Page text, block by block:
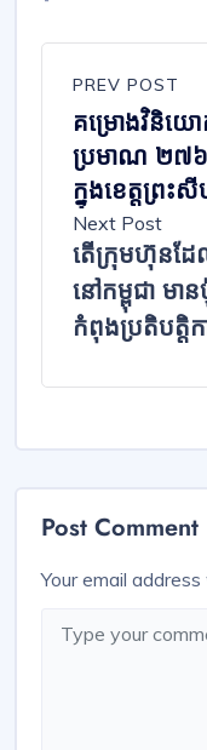
PREV POST
គម្រោងវិនិយ
ប្រមាណ ២៧៦
ក្នុងខេត្តព្រះ
Next Post
តើក្រុមហ៊ុនដ
នៅកម្ពុជា មា
កំពុងប្រតិបត្តិក
Post Comment
Your email